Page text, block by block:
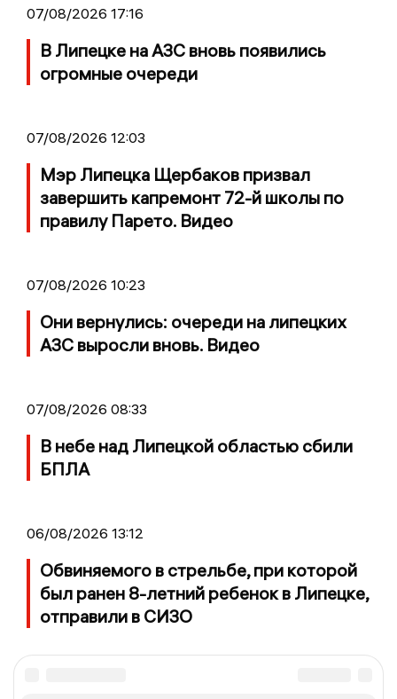
07/08/2026 17:16
В Липецке на АЗС вновь появились
огромные очереди
07/08/2026 12:03
Мэр Липецка Щербаков призвал
завершить капремонт 72-й школы по
правилу Парето. Видео
07/08/2026 10:23
Они вернулись: очереди на липецких
АЗС выросли вновь. Видео
07/08/2026 08:33
В небе над Липецкой областью сбили
БПЛА
06/08/2026 13:12
Обвиняемого в стрельбе, при которой
был ранен 8-летний ребенок в Липецке,
отправили в СИЗО